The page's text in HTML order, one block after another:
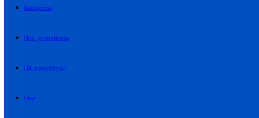
Концепты
Нос. устройства
ПК и ноутбуки
Еще